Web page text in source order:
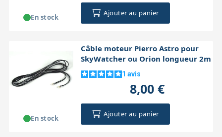
Ajouter au panier
En stock
Câble moteur Pierro Astro pour
SkyWatcher ou Orion longueur 2m
1 avis
8,00 €
Ajouter au panier
En stock